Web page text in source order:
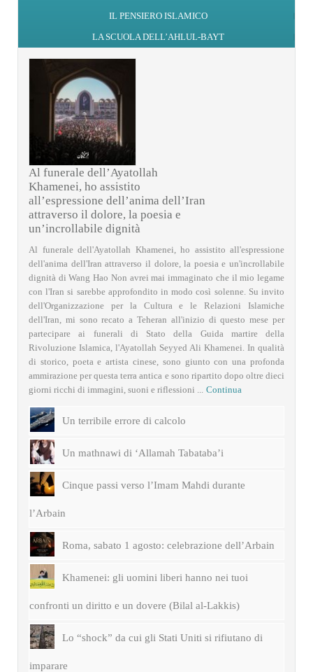
IL PENSIERO ISLAMICO
LA SCUOLA DELL’AHLUL-BAYT
Al funerale dell’Ayatollah
Khamenei, ho assistito
all’espressione dell’anima dell’Iran
attraverso il dolore, la poesia e
un’incrollabile dignità
Al funerale dell'Ayatollah Khamenei, ho assistito all'espressione
dell'anima dell'Iran attraverso il dolore, la poesia e un'incrollabile
dignità di Wang Hao Non avrei mai immaginato che il mio legame
con l'Iran si sarebbe approfondito in modo così solenne. Su invito
dell'Organizzazione per la Cultura e le Relazioni Islamiche
dell'Iran, mi sono recato a Teheran all'inizio di questo mese per
partecipare ai funerali di Stato della Guida martire della
Rivoluzione Islamica, l'Ayatollah Seyyed Ali Khamenei. In qualità
di storico, poeta e artista cinese, sono giunto con una profonda
ammirazione per questa terra antica e sono ripartito dopo oltre dieci
giorni ricchi di immagini, suoni e riflessioni ...
Continua
Un terribile errore di calcolo
Un mathnawi di ‘Allamah Tabataba’i
Cinque passi verso l’Imam Mahdi durante
l’Arbain
Roma, sabato 1 agosto: celebrazione dell’Arbain
Khamenei: gli uomini liberi hanno nei tuoi
confronti un diritto e un dovere (Bilal al-Lakkis)
Lo “shock” da cui gli Stati Uniti si rifiutano di
imparare